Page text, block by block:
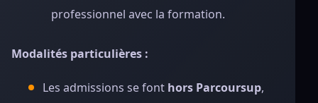
professionnel avec la formation.
Modalités particulières :
Les admissions se font hors Parcoursup,